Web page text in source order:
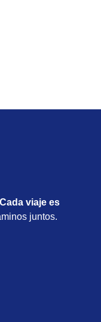
Cada viaje es
juntos.